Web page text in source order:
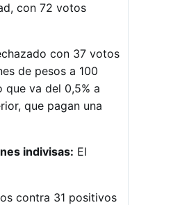
con 72 votos
con 37 votos
de pesos a 100
que va del 0,5% a
que pagan una
indivisas: El
contra 31 positivos